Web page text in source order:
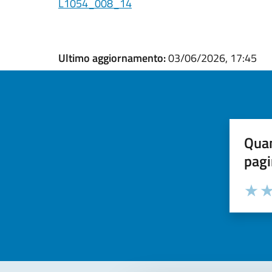
L1054_008_14
Ultimo aggiornamento:03/06/2026, 17:45
Valuta